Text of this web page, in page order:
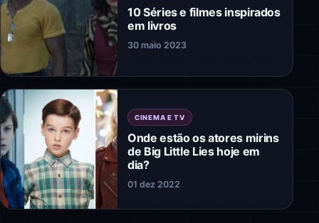
10 Séries e filmes inspirados
em livros
30 maio 2023
CINEMA E TV
Onde estão os atores mirins
de Big Little Lies hoje em
dia?
01 dez 2022